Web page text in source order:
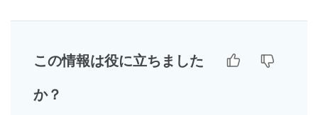
この情報は役に立ちました
か？